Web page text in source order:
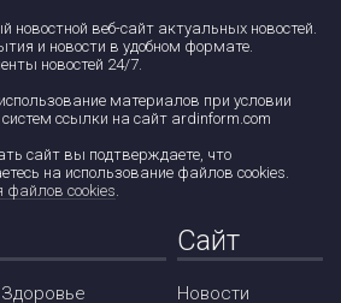
новостной веб-сайт актуальных новостей.
и новости в удобном формате.
новостей 24/7.
материалов при условии
ссылки на сайт ardinform.com
сайт вы подтверждаете, что
на использование файлов cookies.
файлов cookies.
Здоровье
Сайт
Новости